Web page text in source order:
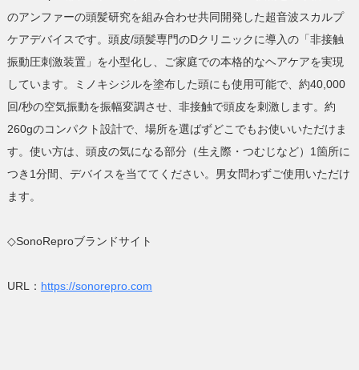
のアンファーの頭髪研究を組み合わせ共同開発した超音波スカルプ
ケアデバイスです。頭皮/頭髪専門のDクリニックに導入の「非接触
振動圧刺激装置」を小型化し、ご家庭での本格的なヘアケアを実現
しています。ミノキシジルを塗布した頭にも使用可能で、約40,000
回/秒の空気振動を振幅変調させ、非接触で頭皮を刺激します。約
260gのコンパクト設計で、場所を選ばずどこでもお使いいただけま
す。使い方は、頭皮の気になる部分（生え際・つむじなど）1箇所に
つき1分間、デバイスを当ててください。男女問わずご使用いただけ
ます。
◇SonoReproブランドサイト
URL： https://sonorepro.com